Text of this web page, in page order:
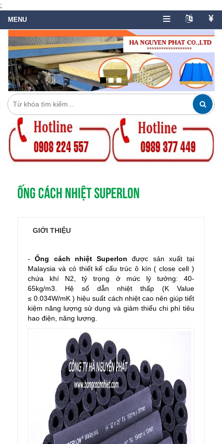
;
ỐNG CÁCH NHIỆT SUPERLON
GIỚI THIỆU
-Ống cách nhiệt Superlon được sản xuất tại
Malaysia và có thiết kế cấu trúc ô kín ( close cell )
chứa khí N2, tỷ trọng ở mức lý tưởng: 40-
65kg/m3. Hệ số dẫn nhiệt thấp (K Value
≤ 0.034W/mK ) hiệu suất cách nhiệt caonên giúp tiết
kiệm năng lượng sử dụng và giảm thiểu chi phí tiêu
hao điện, năng lượng.